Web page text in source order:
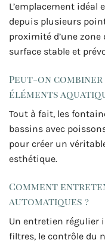
L’emplacement
depuis plusieurs
proximité d’une
surface stable et
Peut-on combiner
éléments
Tout à fait, les
bassins avec
pour créer un
esthétique.
Comment
automatiques ?
Un entretien régulier
filtres, le contrôle du